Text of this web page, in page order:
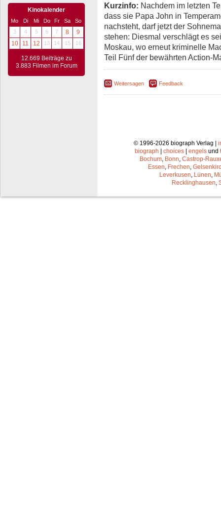
Kinokalender
Mo Di Mi Do Fr Sa
So
3
4 5 6 7 8
9
10
11 12 13 14 15 16
12.669 Beiträge zu
3.883 Filmen im Forum
Kurzinfo: Nachdem im letzten
dass sie Papa John in
nachsteht, darf jetzt der
stehen: Diesmal verschlägt es
Moskau, wo erneut kriminelle
Teil Fünf der bewährten Action-
Weitersagen Feedback
© 1996-2026 biograph Verlag |
biograph | choices | engels und
Bochum Bonn Castrop-
Essen Frechen
Leverkusen Lünen
Recklinghausen